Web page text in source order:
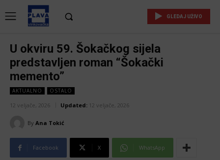
GLEDAJ UŽIVO
U okviru 59. Šokačkog sijela
predstavljen roman “Šokački
memento”
AKTUALNO OSTALO
12 veljače, 2026 Updated: 12 veljače, 2026
By Ana Tokić
Facebook X WhatsApp